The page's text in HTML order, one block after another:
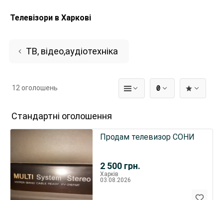
Телевізори в Харкові
ТВ, відео,аудіотехніка
₴
12 оголошень
Стандартні оголошення
2 500 грн.
Продам телевизор СОНИ
Харків
03.08.2026